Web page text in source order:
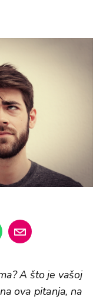
A što je vašoj
ova pitanja, na